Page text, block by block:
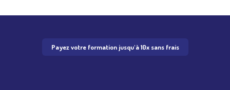
Payez votre formation jusqu'à 10x sans frais